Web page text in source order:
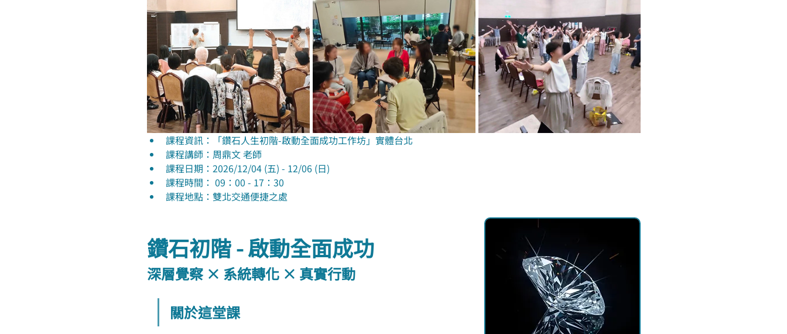
課程資訊：「鑽石人生初階-啟動全面成功工作坊」實體台北
課程講師：周鼎文 老師
課程日期：2026/12/04 (五) - 12/06 (日)
課程時間： 09：00 - 17：30
課程地點：雙北交通便捷之處
鑽石初階 - 啟動全面成功
深層覺察 × 系統轉化 × 真實行動
關於這堂課